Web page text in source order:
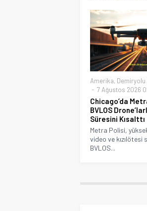
Amerika,
7 Ağustos 2026
Chicago’da
BVLOS
Süresini Kısalttı
Metra Polisi,
video ve kızılötesi
BVLOS...